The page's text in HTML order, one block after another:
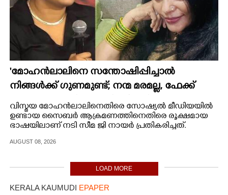
'മോഹൻലാലിനെ സന്തോഷിപ്പിച്ചാൽ
നിങ്ങൾക്ക് ഗുണമുണ്ട്; നന്മ മരമല്ല, ഫേക്ക്
ആണ് '; മറുപടിയുമായി സീമ ജി നായർ
വിസ്മയ മോഹൻലാലിനെതിരെ സോഷ്യൽ മീഡിയയിൽ
ഉണ്ടായ സൈബർ ആക്രമണത്തിനെതിരെ രൂക്ഷമായ
ഭാഷയിലാണ് നടി സീമ ജി നായർ പ്രതികരിച്ചത്.
AUGUST 08, 2026
LOAD MORE
KERALA KAUMUDI EPAPER